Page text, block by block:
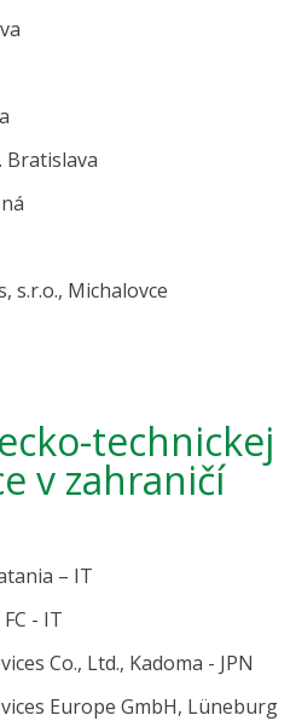
Bratislava
s.r.o., Michalovce
technickej
v zahraničí
– IT
- IT
Co., Ltd., Kadoma - JPN
Europe GmbH, Lüneburg